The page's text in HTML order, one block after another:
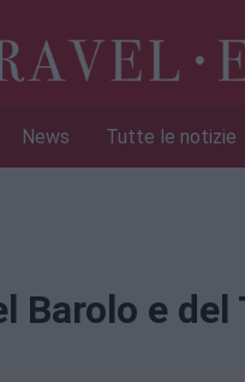
News Tutte le notizie
Barolo e